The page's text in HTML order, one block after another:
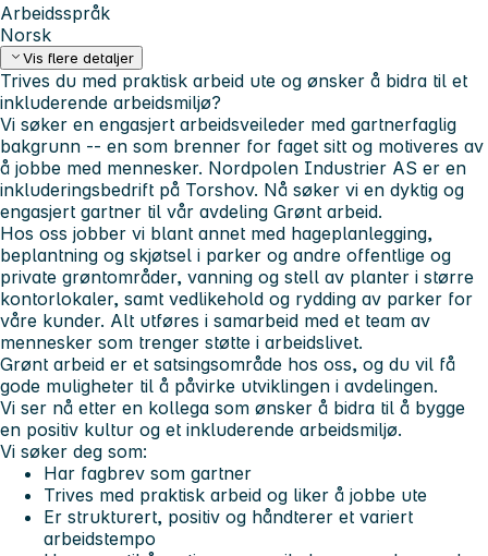
Arbeidsspråk
Norsk
Vis flere detaljer
Trives du med praktisk arbeid ute og ønsker å bidra til et
inkluderende arbeidsmiljø?
Vi søker en engasjert arbeidsveileder med gartnerfaglig
bakgrunn -- en som brenner for faget sitt og motiveres av
å jobbe med mennesker. Nordpolen Industrier AS er en
inkluderingsbedrift på Torshov. Nå søker vi en dyktig og
engasjert gartner til vår avdeling Grønt arbeid.
Hos oss jobber vi blant annet med hageplanlegging,
beplantning og skjøtsel i parker og andre offentlige og
private grøntområder, vanning og stell av planter i større
kontorlokaler, samt vedlikehold og rydding av parker for
våre kunder. Alt utføres i samarbeid med et team av
mennesker som trenger støtte i arbeidslivet.
Grønt arbeid er et satsingsområde hos oss, og du vil få
gode muligheter til å påvirke utviklingen i avdelingen.
Vi ser nå etter en kollega som ønsker å bidra til å bygge
en positiv kultur og et inkluderende arbeidsmiljø.
Vi søker deg som:
Har fagbrev som gartner
Trives med praktisk arbeid og liker å jobbe ute
Er strukturert, positiv og håndterer et variert
arbeidstempo